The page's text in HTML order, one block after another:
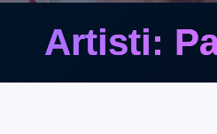
Artisti: